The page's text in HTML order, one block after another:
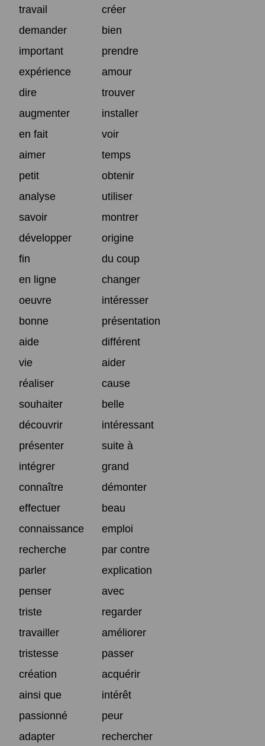
travail
créer
demander
bien
important
prendre
expérience
amour
dire
trouver
augmenter
installer
en fait
voir
aimer
temps
petit
obtenir
analyse
utiliser
savoir
montrer
développer
origine
fin
du coup
en ligne
changer
oeuvre
intéresser
bonne
présentation
aide
différent
vie
aider
réaliser
cause
souhaiter
belle
découvrir
intéressant
présenter
suite à
intégrer
grand
connaître
démonter
effectuer
beau
connaissance
emploi
recherche
par contre
parler
explication
penser
avec
triste
regarder
travailler
améliorer
tristesse
passer
création
acquérir
ainsi que
intérêt
passionné
peur
adapter
rechercher